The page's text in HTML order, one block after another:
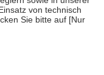
echte Bewertungen